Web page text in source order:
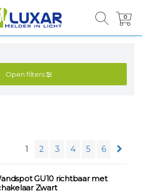
0
0
Open filters
1 2 3 4 5 6
GU10 richtbaar met
Zwart